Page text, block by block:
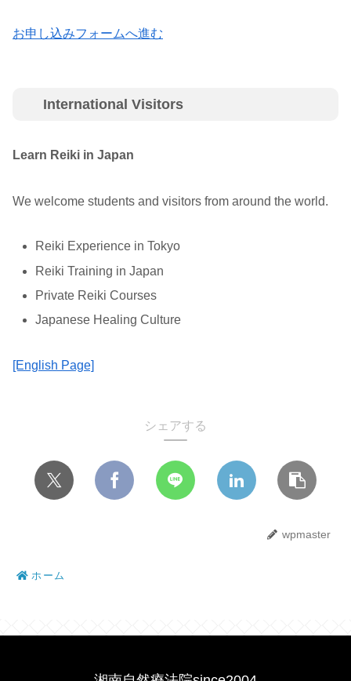
お申し込みフォームへ進む
International Visitors
Learn Reiki in Japan
We welcome students and visitors from around the world.
Reiki Experience in Tokyo
Reiki Training in Japan
Private Reiki Courses
Japanese Healing Culture
[English Page]
シェアする
wpmaster
ホーム